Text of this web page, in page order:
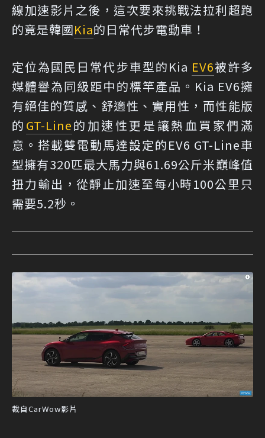
線加速影片之後，這次要來挑戰法拉利超跑
的竟是韓國Kia的日常代步電動車！
定位為國民日常代步車型的Kia EV6被許多
媒體譽為同級距中的標竿產品。Kia EV6擁
有絕佳的質感、舒適性、實用性，而性能版
的 GT-Line的加速性更是讓熱血買家們滿
意。搭載雙電動馬達設定的EV6 GT-Line車
型擁有320匹最大馬力與61.69公斤米巔峰值
扭力輸出，從靜止加速至每小時100公里只
需要5.2秒。
裁自CarWow影片